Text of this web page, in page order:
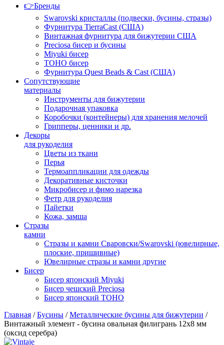
👉Бренды
Swarovski кристаллы (подвески, бусины, стразы)
Фурнитура TierraCast (США)
Винтажная фурнитура для бижутерии США
Preciosa бисер и бусины
Miyuki бисер
TOHO бисер
Фурнитура Quest Beads & Cast (США)
Сопутствующие
материалы
Инструменты для бижутерии
Подарочная упаковка
Коробочки (контейнеры) для хранения мелочей
Грипперы, ценники и др.
Декоры
для рукоделия
Цветы из ткани
Перья
Термоаппликации для одежды
Декоративные кисточки
Микробисер и фимо нарезка
Фетр для рукоделия
Пайетки
Кожа, замша
Стразы
камни
Стразы и камни Сваровски/Swarovski (ювелирные,
плоские, пришивные)
Ювелирные стразы и камни другие
Бисер
Бисер японский Miyuki
Бисер чешский Preciosa
Бисер японский TOHO
Главная /Бусины /Металлические бусины для бижутерии /
Винтажный элемент - бусина овальная филигрань 12х8 мм
(оксид серебра)